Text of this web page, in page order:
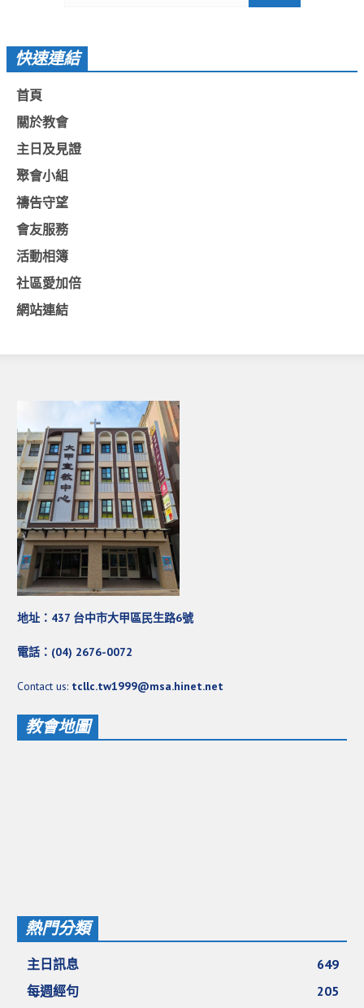
教會節慶_2015年
活動影音
活動影音_2026年
活動影音_2025年
活動影音_2024年
活動影音_2023年
活動影音_2022年
活動影音_2020年
活動影音_2018年
活動影音_2017年
活動影音_2016年
活動影音_2015年
活動影音_2014年
活動影音_2013年
社區愛加倍
課後陪讀班資訊
陪讀班活動相簿
信望愛全球資訊網
蒲公英希望基金會
快速連結
首頁
關於教會
主日及見證
聚會小組
禱告守望
會友服務
活動相簿
社區愛加倍
網站連結
地址：437 台中市大甲區民生路6號
電話：(04) 2676-0072
Contact us: tcllc.tw1999@msa.hinet.net
教會地圖
熱門分類
主日訊息
649
每週經句
205